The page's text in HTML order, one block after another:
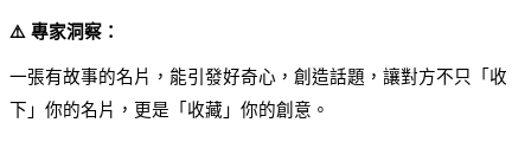
⚠️ 專家洞察：
一張有故事的名片，能引發好奇心，創造話題，讓對方不只「收
下」你的名片，更是「收藏」你的創意。